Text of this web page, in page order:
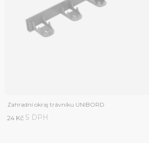
Zahradní okraj trávníku UNIBORD
24 Kč S DPH